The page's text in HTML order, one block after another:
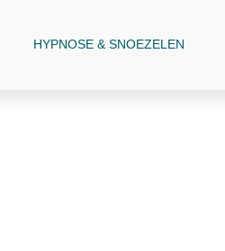
HYPNOSE & SNOEZELEN